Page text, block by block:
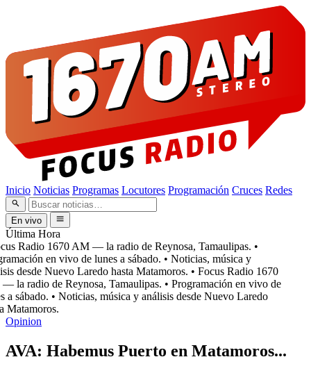
Inicio Noticias Programas Locutores Programación Cruces Redes
En vivo
Última Hora
Radio 1670 AM — la radio de Reynosa, Tamaulipas. •
en vivo de lunes a sábado. • Noticias, música y
desde Nuevo Laredo hasta Matamoros. • Focus Radio 1670
la radio de Reynosa, Tamaulipas. • Programación en vivo de
a sábado. • Noticias, música y análisis desde Nuevo Laredo
Matamoros.
Opinion
AVA: Habemus Puerto en Matamoros...